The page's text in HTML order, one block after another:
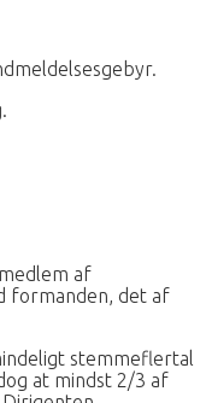
af
formanden, det af
stemmeflertal
at mindst 2/3 af